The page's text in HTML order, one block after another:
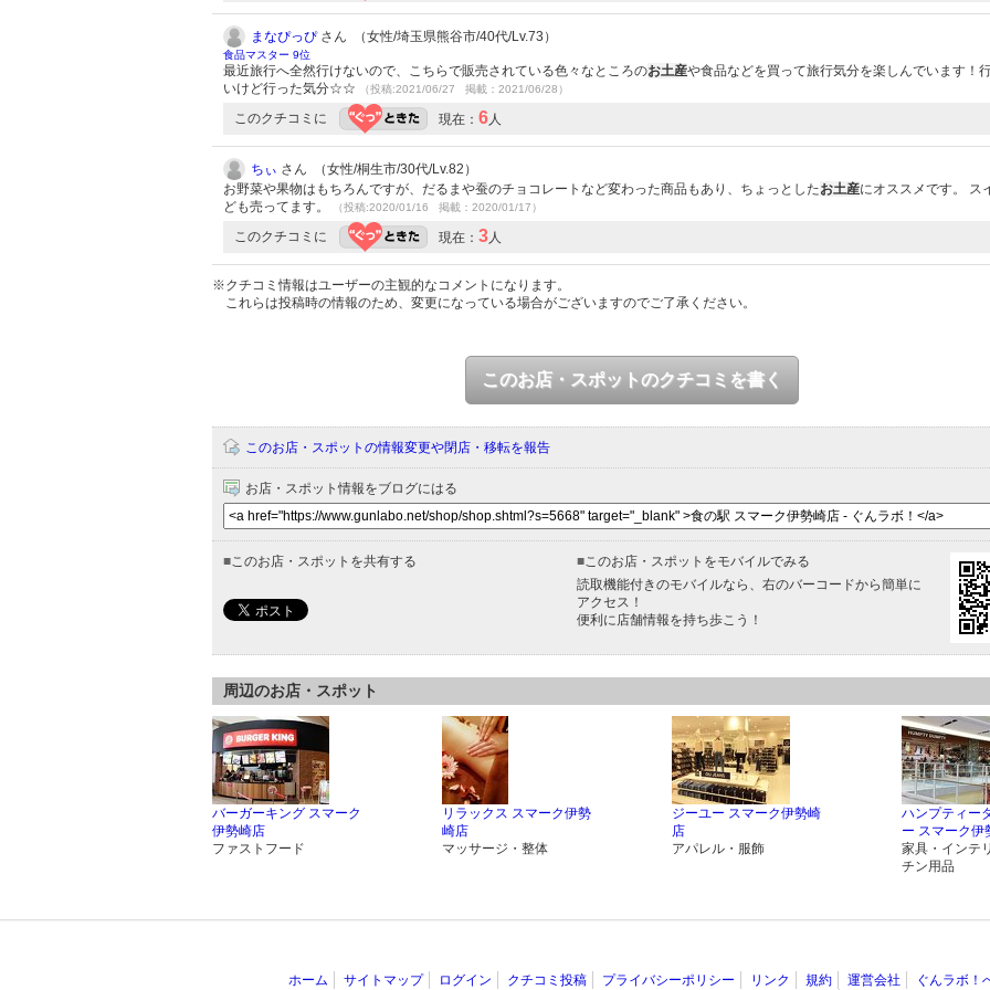
まなぴっぴさん （女性/埼玉県熊谷市/40代/Lv.73）
食品マスター 9位
最近旅行へ全然行けないので、こちらで販売されている色々なところのお土産や食品などを買って旅行気分を楽しんでいます！
いけど行った気分☆☆
（投稿:2021/06/27 掲載：2021/06/28）
このクチコミに 現在： 6人
ちぃ さん （女性/桐生市/30代/Lv.82）
お野菜や果物はもちろんですが、だるまや蚕のチョコレートなど変わった商品もあり、ちょっとしたお土産にオススメです。 ス
ども売ってます。
（投稿:2020/01/16 掲載：2020/01/17）
このクチコミに 現在： 3人
※クチコミ情報はユーザーの主観的なコメントになります。
これらは投稿時の情報のため、変更になっている場合がございますのでご了承ください。
このお店・スポットのクチコミを書く
このお店・スポットの情報変更や閉店・移転を報告
お店・スポット情報をブログにはる
■このお店・スポットを共有する ■このお店・スポットをモバイルでみる
読取機能付きのモバイルなら、右のバーコードから簡単に
アクセス！
便利に店舗情報を持ち歩こう！
周辺のお店・スポット
バーガーキング スマーク
伊勢崎店
ファストフード
リラックス スマーク伊勢
崎店
マッサージ・整体
ジーユー スマーク伊勢崎
店
アパレル・服飾
ハンプティー
ー スマーク伊
家具・インテ
チン用品
ホーム サイトマップ ログイン クチコミ投稿 プライバシーポリシー リンク 規約 運営会社 ぐんラボ！